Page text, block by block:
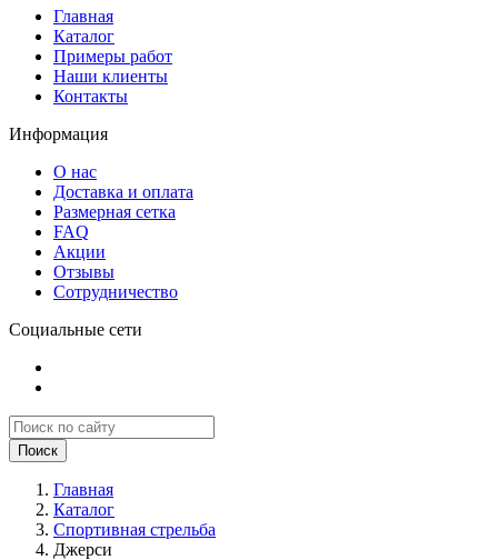
Главная
Каталог
Примеры работ
Наши клиенты
Контакты
Информация
О нас
Доставка и оплата
Размерная сетка
FAQ
Акции
Отзывы
Сотрудничество
Социальные сети
Поиск
Главная
Каталог
Спортивная стрельба
Джерси